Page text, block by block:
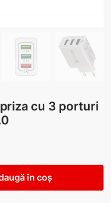
cu 3 porturi
în coș